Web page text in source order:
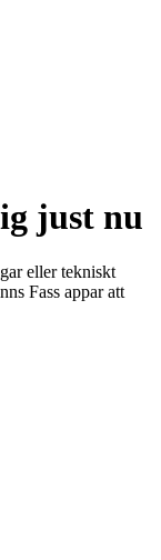
just nu
eller tekniskt
Fass appar att